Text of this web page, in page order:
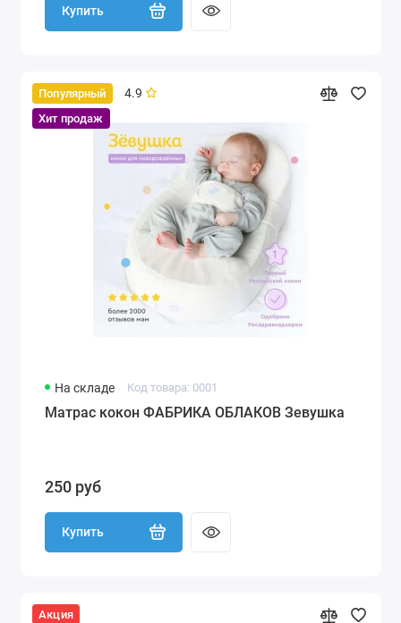
Купить
Популярный
Хит продаж
4.9
На складе Код товара: 0001
Матрас кокон ФАБРИКА ОБЛАКОВ Зевушка
250 руб
Купить
Акция